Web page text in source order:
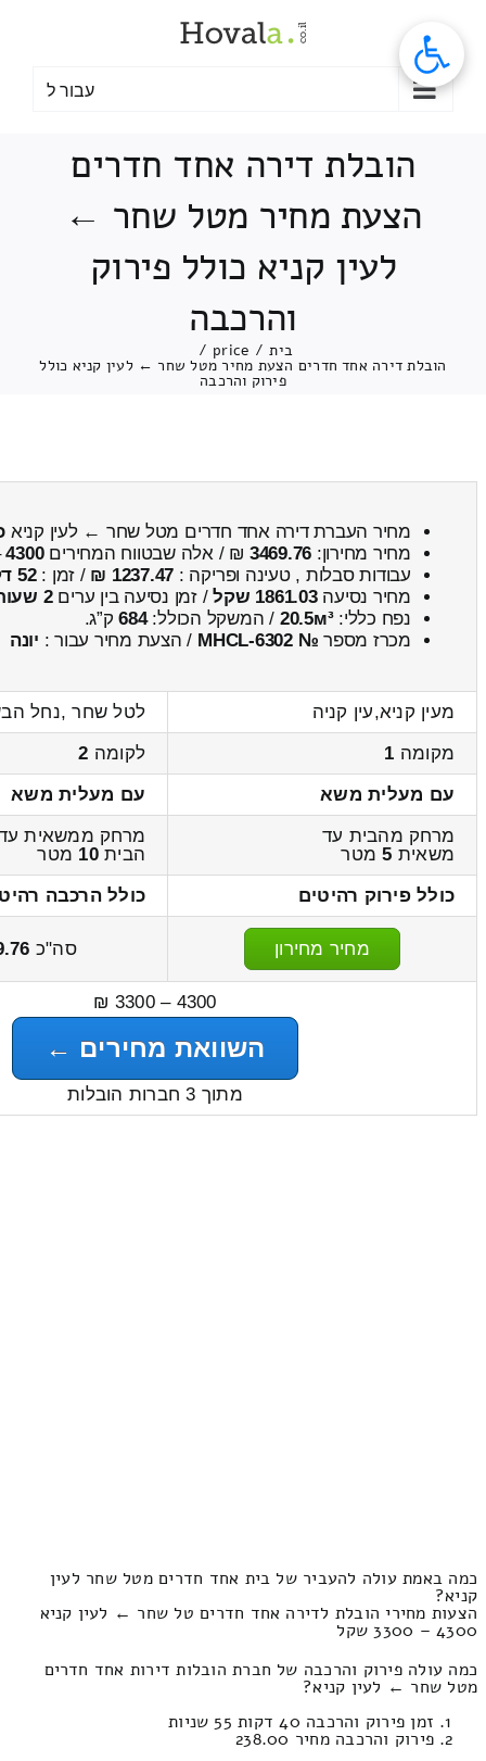
עבור ל
הובלת דירה אחד חדרים
הצעת מחיר מטל שחר ←
לעין קניא כולל פירוק
והרכבה
בית /
price
/
הובלת דירה אחד חדרים הצעת מחיר מטל שחר ← לעין קניא כולל
פירוק והרכבה
מחיר העברת דירה אחד חדרים מטל שחר ← לעין קניא
מחיר מחירון: 3469.76 ₪ / אלה שבטווח המחירים4300
עבודות סבלות , טעינה ופריקה : 1237.47 ₪ / זמן :52 דקות 54 שניות
מחיר נסיעה1861.03 שקל / זמן נסיעה בין ערים2 שעות , 41 דקות
נפח כללי:20.5м³ / המשקל הכולל:684ק”ג.
מכרז מספר № MHCL-6302 / הצעת מחיר עבור : יונה
מעין קניא,עין קניה
לטל שחר ,נחל
מקומה 1 לקומה 2
עם מעלית משא
עם מעלית משא
מרחק מהבית עד
משאית 5מטר
מרחק ממשאית
הבית10 מטר
כולל פירוק רהיטים
כולל הרכבה
מחיר מחירון סה"כ
4300 – 3300 ₪
השוואת מחירים ←
מתוך 3 חברות הובלות
כמה באמת עולה להעביר של בית אחד חדרים מטל שחר לעין
קניא?
הצעות מחירי הובלת לדירה אחד חדרים טל שחר ← לעין קניא
4300 – 3300 שקל
כמה עולה פירוק והרכבה של חברת הובלות דירות אחד חדרים
מטל שחר ← לעין קניא?
זמן פירוק והרכבה 40 דקות 55 שניות
פירוק והרכבה מחיר 238.00